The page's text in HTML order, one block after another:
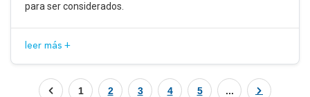
para ser considerados.
leer más +
1 2 3 4 5 ...